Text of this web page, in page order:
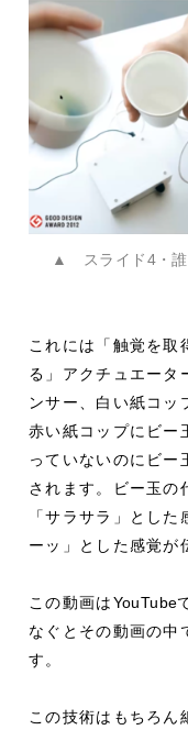
▲ スライド4・誰
これには「触覚を取
る」アクチュエータ
ンサー、白い紙コッ
赤い紙コップにビー
っていないのにビー
されます。ビー玉の
「サラサラ」とし
ーッ」とした感覚が
この動画はYouTube
なぐとその動画の中
す。
この技術はもちろん